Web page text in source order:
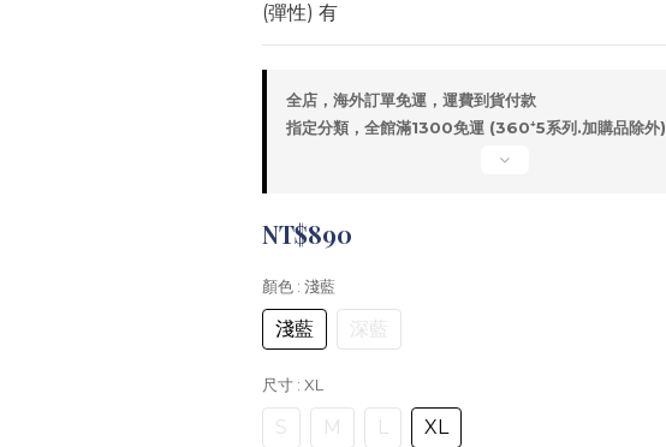
(彈性) 有
全店，海外訂單免運，運費到貨付款
指定分類，全館滿1300免運 (360⁺5系列.加購品除外)
NT$890
顏色 : 淺藍
淺藍 深藍
尺寸 : XL
S M L XL